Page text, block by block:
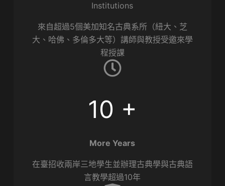
Institutions
來自超過5個美加知名古典系所（紐大、芝
大、哈佛、多倫多大等）講師與教授受邀來學
程授課
10 +
More Years
在臺招收兩岸三地學生並辦理古典學與古典語
言教學超過10年